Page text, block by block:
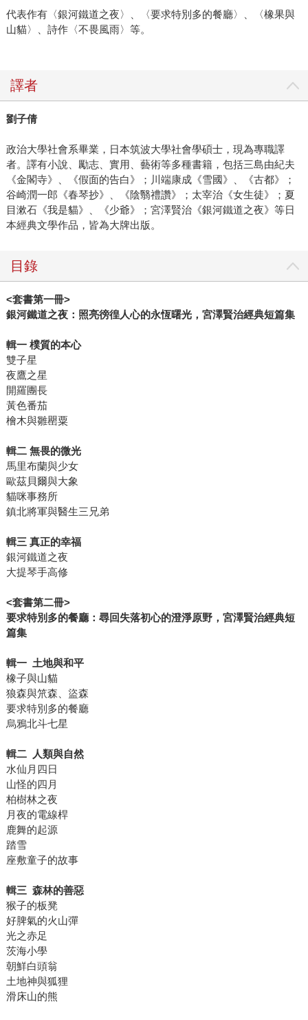
代表作有〈銀河鐵道之夜〉、〈要求特別多的餐廳〉、〈橡果與
山貓〉、詩作〈不畏風雨〉等。
譯者
劉子倩
政治大學社會系畢業，日本筑波大學社會學碩士，現為專職譯
者。譯有小說、勵志、實用、藝術等多種書籍，包括三島由紀夫
《金閣寺》、《假面的告白》；川端康成《雪國》、《古都》；
谷崎潤一郎《春琴抄》、《陰翳禮讚》；太宰治《女生徒》；夏
目漱石《我是貓》、《少爺》；宮澤賢治《銀河鐵道之夜》等日
本經典文學作品，皆為大牌出版。
目錄
<套書第一冊>
銀河鐵道之夜：照亮徬徨人心的永恆曙光，宮澤賢治經典短篇集
輯一 樸質的本心
雙子星
夜鷹之星
開羅團長
黃色番茄
檜木與雛罌粟
輯二 無畏的微光
馬里布蘭與少女
歐茲貝爾與大象
貓咪事務所
鎮北將軍與醫生三兄弟
輯三 真正的幸福
銀河鐵道之夜
大提琴手高修
<套書第二冊>
要求特別多的餐廳：尋回失落初心的澄淨原野，宮澤賢治經典短
篇集
輯一 土地與和平
橡子與山貓
狼森與笊森、盜森
要求特別多的餐廳
烏鴉北斗七星
輯二
人類與自然
水仙月四日
山怪的四月
柏樹林之夜
月夜的電線桿
鹿舞的起源
踏雪
座敷童子的故事
輯三 森林的善惡
猴子的板凳
好脾氣的火山彈
光之赤足
茨海小學
朝鮮白頭翁
土地神與狐狸
滑床山的熊